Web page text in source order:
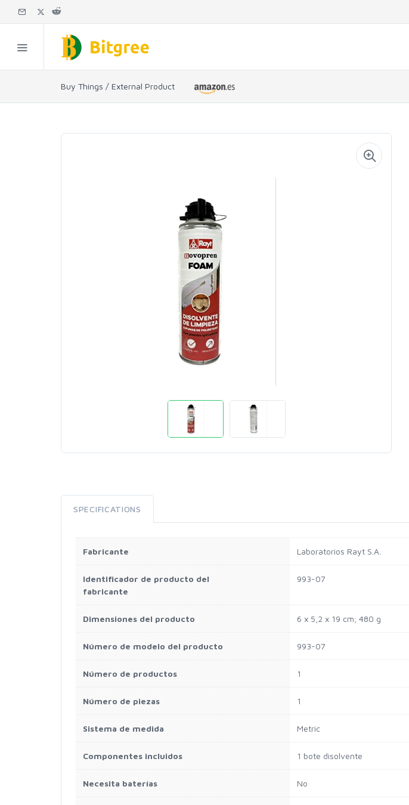
Buy Things / External Product
SPECIFICATIONS
Fabricante ‎Laboratorios Rayt S.A.
Identificador de producto del
fabricante
‎993-07
Dimensiones del producto ‎6 x 5,2 x 19 cm; 480 g
Número de modelo del producto ‎993-07
Número de productos ‎1
Número de piezas ‎1
Sistema de medida ‎Metric
Componentes incluidos ‎1 bote disolvente
Necesita baterías ‎No